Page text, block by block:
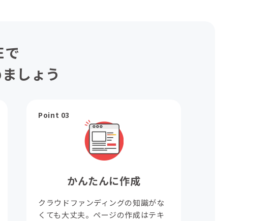
で
しょう
Point 03
かんたんに作成
クラウドファンディングの知識がな
くても大丈夫。ページの作成はテキ